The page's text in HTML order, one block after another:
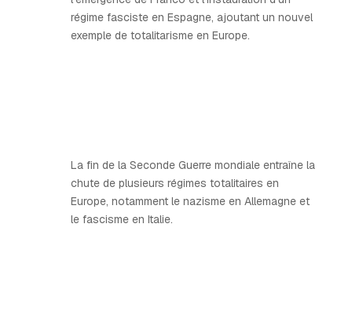
régime fasciste en Espagne, ajoutant un nouvel
exemple de totalitarisme en Europe.
La fin de la Seconde Guerre mondiale entraîne la
chute de plusieurs régimes totalitaires en
Europe, notamment le nazisme en Allemagne et
le fascisme en Italie.